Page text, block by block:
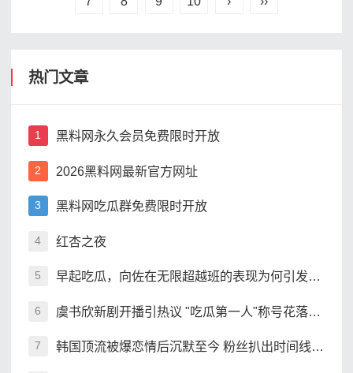
热门文章
1 黑料网永久会员免费限时开放
2 2026黑料网最新官方网址
3 黑料网吃瓜群免费限时开放
4 红杏之夜
5 早起吃瓜，向佐在无限超越班的表现为何引发热议
6 虞书欣新剧开播引热议 "吃瓜第一人"称号花落谁家
7 韩国顶流被爆恋情后沉默至今 粉丝扒出时间线引争议